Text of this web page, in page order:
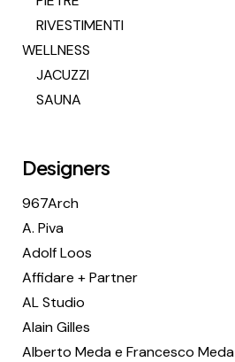
RIVESTIMENTI
WELLNESS
JACUZZI
SAUNA
Designers
967Arch
A. Piva
Adolf Loos
Affidare + Partner
AL Studio
Alain Gilles
Alberto Meda e Francesco Meda